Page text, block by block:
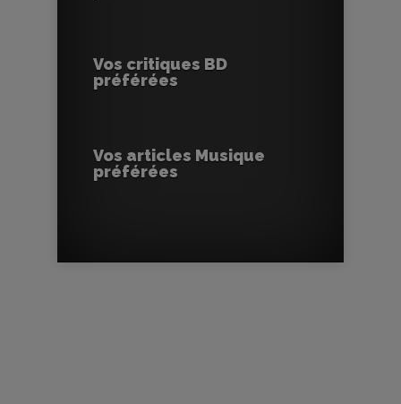
Vos critiques BD
préférées
Vos articles Musique
préférées